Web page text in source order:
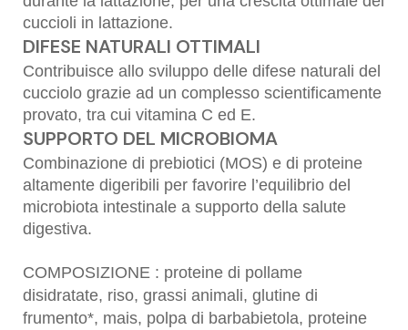
cuccioli in lattazione.
DIFESE NATURALI OTTIMALI
Contribuisce allo sviluppo delle difese naturali del
cucciolo grazie ad un complesso scientificamente
provato, tra cui vitamina C ed E.
SUPPORTO DEL MICROBIOMA
Combinazione di prebiotici (MOS) e di proteine
altamente digeribili per favorire l’equilibrio del
microbiota intestinale a supporto della salute
digestiva.
COMPOSIZIONE : proteine di pollame
disidratate, riso, grassi animali, glutine di
frumento*, mais, polpa di barbabietola, proteine